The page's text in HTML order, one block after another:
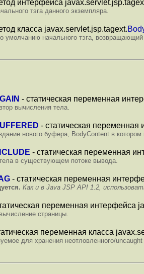
интерфейса
тэга данного экземпляра.
класса javax.servlet.jsp.tagext.
умолчанию начального тэга,
- статическая переменная
вычисления тела.
- статическая
нового буфера, BodyContent в котором
- статическая переменная
в существующем потоке вывода.
- статическая переменная
Как и в Java JSP API 1.2,
переменная интерфейса
страницы.
переменная класса
для хранения неотловленного/